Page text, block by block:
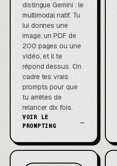
distingue Gemini : le
multimodal natif. Tu
lui donnes une
image, un PDF de
200 pages ou une
vidéo, et il te
répond dessus. On
cadre tes vrais
prompts pour que
tu arrêtes de
relancer dix fois.
VOIR LE
PROMPTING
→